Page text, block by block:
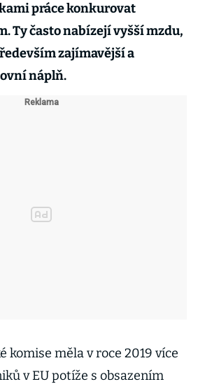
práce konkurovat
Ty často nabízejí vyšší mzdu,
zajímavější a
náplň.
komise měla v roce 2019 více
v EU potíže s obsazením